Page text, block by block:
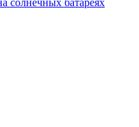
солнечных батареях